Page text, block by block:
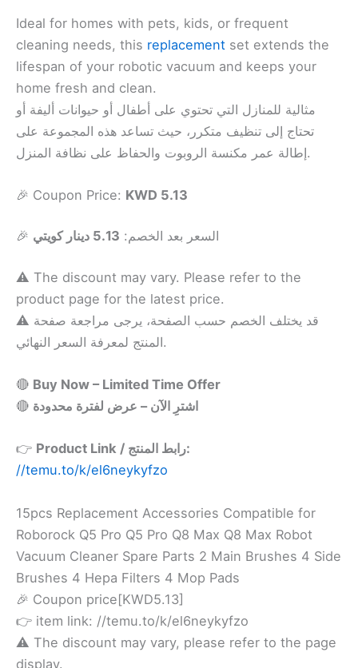
Ideal for homes with pets, kids, or frequent
cleaning needs, this replacement set extends the
lifespan of your robotic vacuum and keeps your
home fresh and clean.
مثالية للمنازل التي تحتوي على أطفال أو حيوانات أليفة أو
تحتاج إلى تنظيف متكرر، حيث تساعد هذه المجموعة على
إطالة عمر مكنسة الروبوت والحفاظ على نظافة المنزل.
🎉 Coupon Price: KWD 5.13
🎉 السعر بعد الخصم: 5.13 دينار كويتي
⚠️ The discount may vary. Please refer to the
product page for the latest price.
⚠️ قد يختلف الخصم حسب الصفحة، يرجى مراجعة صفحة
المنتج لمعرفة السعر النهائي.
🔴 Buy Now – Limited Time Offer
🔴 اشترِ الآن – عرض لفترة محدودة
👉
Product Link / رابط المنتج:
//temu.to/k/el6neykyfzo
15pcs Replacement Accessories Compatible for
Roborock Q5 Pro Q5 Pro Q8 Max Q8 Max Robot
Vacuum Cleaner Spare Parts 2 Main Brushes 4 Side
Brushes 4 Hepa Filters 4 Mop Pads
🎉 Coupon price[KWD5.13]
👉 item link: //temu.to/k/el6neykyfzo
⚠️ The discount may vary, please refer to the page
display.